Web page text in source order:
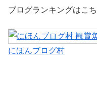
ブログランキングはこ
にほんブログ村